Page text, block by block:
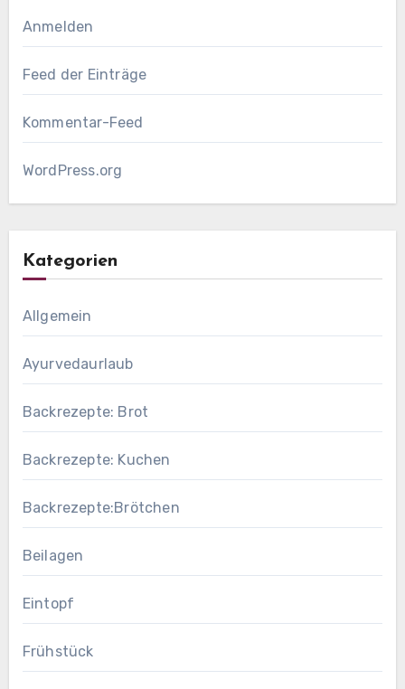
Anmelden
Feed der Einträge
Kommentar-Feed
WordPress.org
Kategorien
Allgemein
Ayurvedaurlaub
Backrezepte: Brot
Backrezepte: Kuchen
Backrezepte:Brötchen
Beilagen
Eintopf
Frühstück